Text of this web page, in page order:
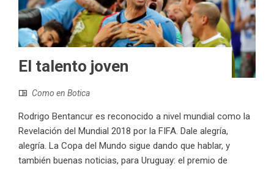
El talento joven
Como en Botica
Rodrigo Bentancur es reconocido a nivel mundial como la
Revelación del Mundial 2018 por la FIFA. Dale alegría,
alegría. La Copa del Mundo sigue dando que hablar, y
también buenas noticias, para Uruguay: el premio de